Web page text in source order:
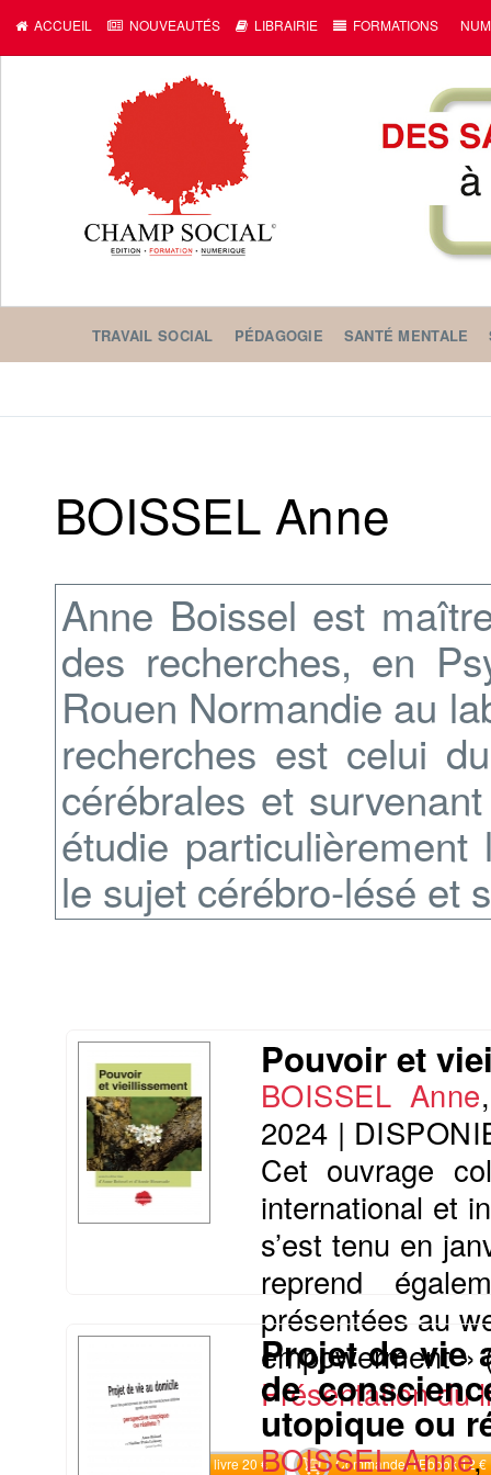
ACCUEIL NOUVEAUTÉS LIBRAIRIE FORMATIONS
TRAVAIL SOCIAL PÉDAGOGIE SANTÉ MENTALE
BOISSEL Anne
Anne Boissel est
des recherches, en
Rouen Normandie au
recherches est celui
cérébrales et
étudie
le sujet cérébro-lésé et
Pouvoir et
BOISSEL Anne
2024 |
Cet ouvrage
international et
s’est tenu en
reprend
présentées au
empowerment »
Présentation du
Commander le livre 20 € Commander l'Ebook 12 €
Projet de vie
de
utopique ou
BOISSEL Anne